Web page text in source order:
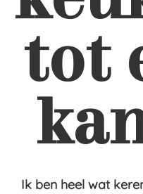
tot
Ik ben heel wat